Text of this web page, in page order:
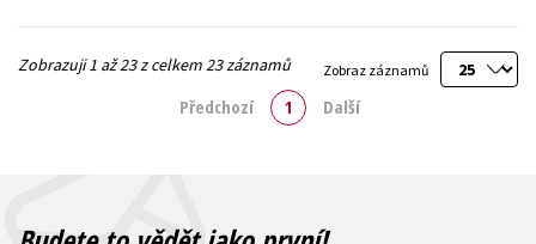
Zobraz záznamů
Zobrazuji 1 až 23 z celkem 23 záznamů
Předchozí 1 Další